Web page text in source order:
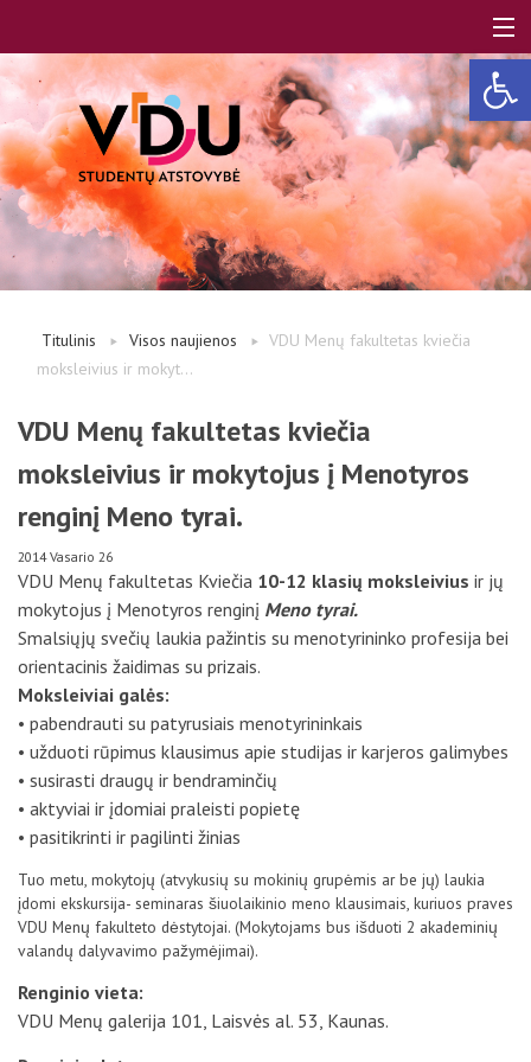
LT
Studentų atstovai
D.U.K
Kontaktai
Privatumo politika
Titulinis Visos naujienos
VDU Menų fakultetas kviečia
moksleivius ir mokyt...
VDU Menų fakultetas kviečia
moksleivius ir mokytojus į Menotyros
renginį Meno tyrai.
2014 Vasario 26
VDU Menų fakultetas Kviečia 10-12 klasių moksleivius ir jų
mokytojus į Menotyros renginį Meno tyrai.
Smalsiųjų svečių laukia pažintis su menotyrininko profesija bei
orientacinis žaidimas su prizais.
Moksleiviai galės:
• pabendrauti su patyrusiais menotyrininkais
• užduoti rūpimus klausimus apie studijas ir karjeros galimybes
• susirasti draugų ir bendraminčių
• aktyviai ir įdomiai praleisti popietę
• pasitikrinti ir pagilinti žinias
Tuo metu, mokytojų (atvykusių su mokinių grupėmis ar be jų) laukia
įdomi ekskursija- seminaras šiuolaikinio meno klausimais, kuriuos praves
VDU Menų fakulteto dėstytojai. (Mokytojams bus išduoti 2 akademinių
valandų dalyvavimo pažymėjimai).
Renginio vieta:
VDU Menų galerija 101, Laisvės al. 53, Kaunas.